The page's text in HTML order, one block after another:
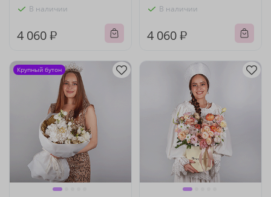
В наличии
4 060 ₽
В наличии
4 060 ₽
Крупный бутон